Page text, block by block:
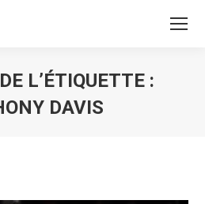
L’ÉTIQUETTE :
DAVIS